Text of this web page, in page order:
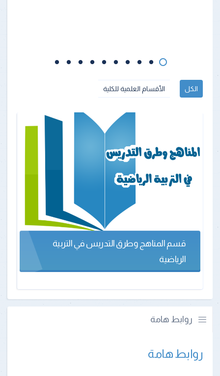
الكل الأقسام العلمية للكلية
قسم المناهج وطرق التدريس في التربية
الرياضية
روابط هامة
روابط هامة